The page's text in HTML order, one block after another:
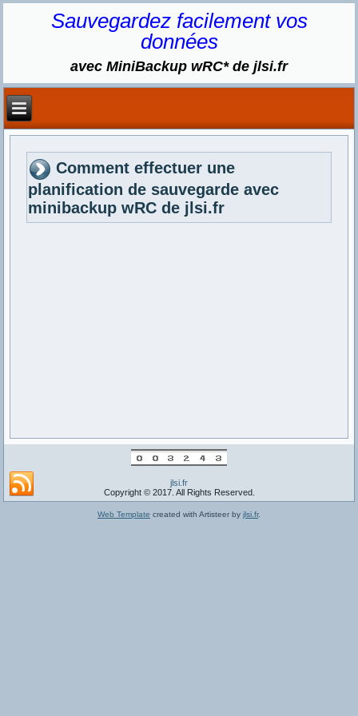
Sauvegardez facilement vos
données
avec MiniBackup wRC* de jlsi.fr
Comment effectuer une
planification de sauvegarde avec
minibackup wRC de jlsi.fr
jlsi.fr
Copyright © 2017. All Rights Reserved.
Web Template created with Artisteer by jlsi.fr.